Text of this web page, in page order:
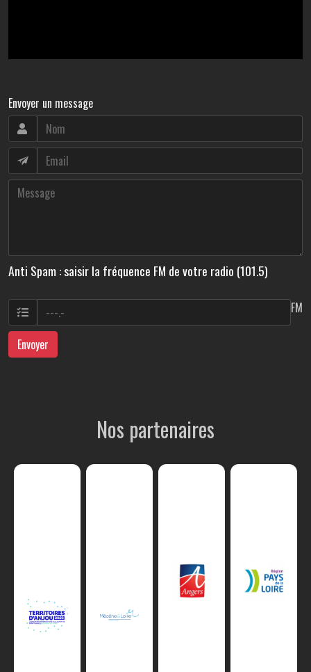
Envoyer un message
Anti Spam : saisir la fréquence FM de votre radio (101.5)
FM
Envoyer
Nos partenaires